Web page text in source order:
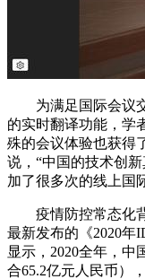
为满足国际会议交
的实时翻译功能，学
殊的会议体验也获得
说，“中国的技术创
加了很多次的线上国
疫情防控常态化背
最新发布的《2020年
显示，2020全年，中
合65.2亿元人民币）